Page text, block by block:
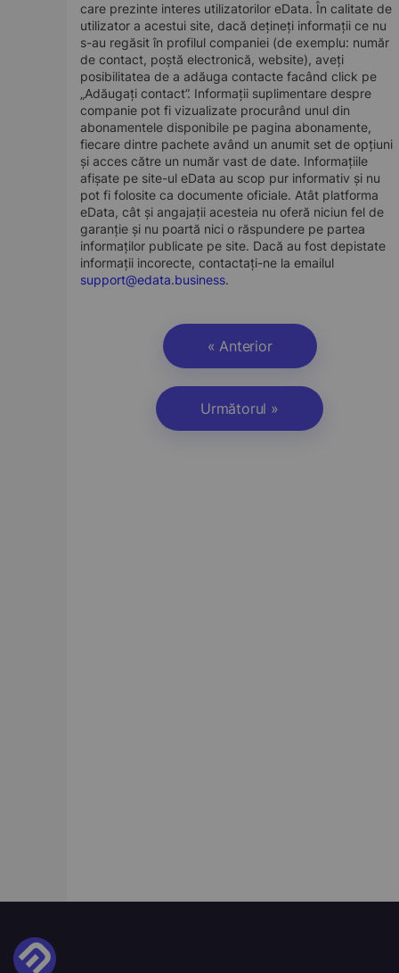
care prezinte interes utilizatorilor eData. În calitate de
utilizator a acestui site, dacă dețineți informații ce nu
s-au regăsit în profilul companiei (de exemplu: număr
de contact, poștă electronică, website), aveți
posibilitatea de a adăuga contacte facând click pe
„Adăugați contact”. Informații suplimentare despre
companie pot fi vizualizate procurând unul din
abonamentele disponibile pe pagina abonamente,
fiecare dintre pachete având un anumit set de opțiuni
și acces către un număr vast de date. Informațiile
afișate pe site-ul eData au scop pur informativ și nu
pot fi folosite ca documente oficiale. Atât platforma
eData, cât și angajații acesteia nu oferă niciun fel de
garanție și nu poartă nici o răspundere pe partea
informaților publicate pe site. Dacă au fost depistate
informații incorecte, contactați-ne la emailul
support@edata.business.
« Anterior
Următorul »